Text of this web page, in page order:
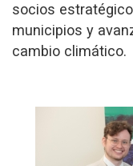
socios
municipios y
cambio climático.